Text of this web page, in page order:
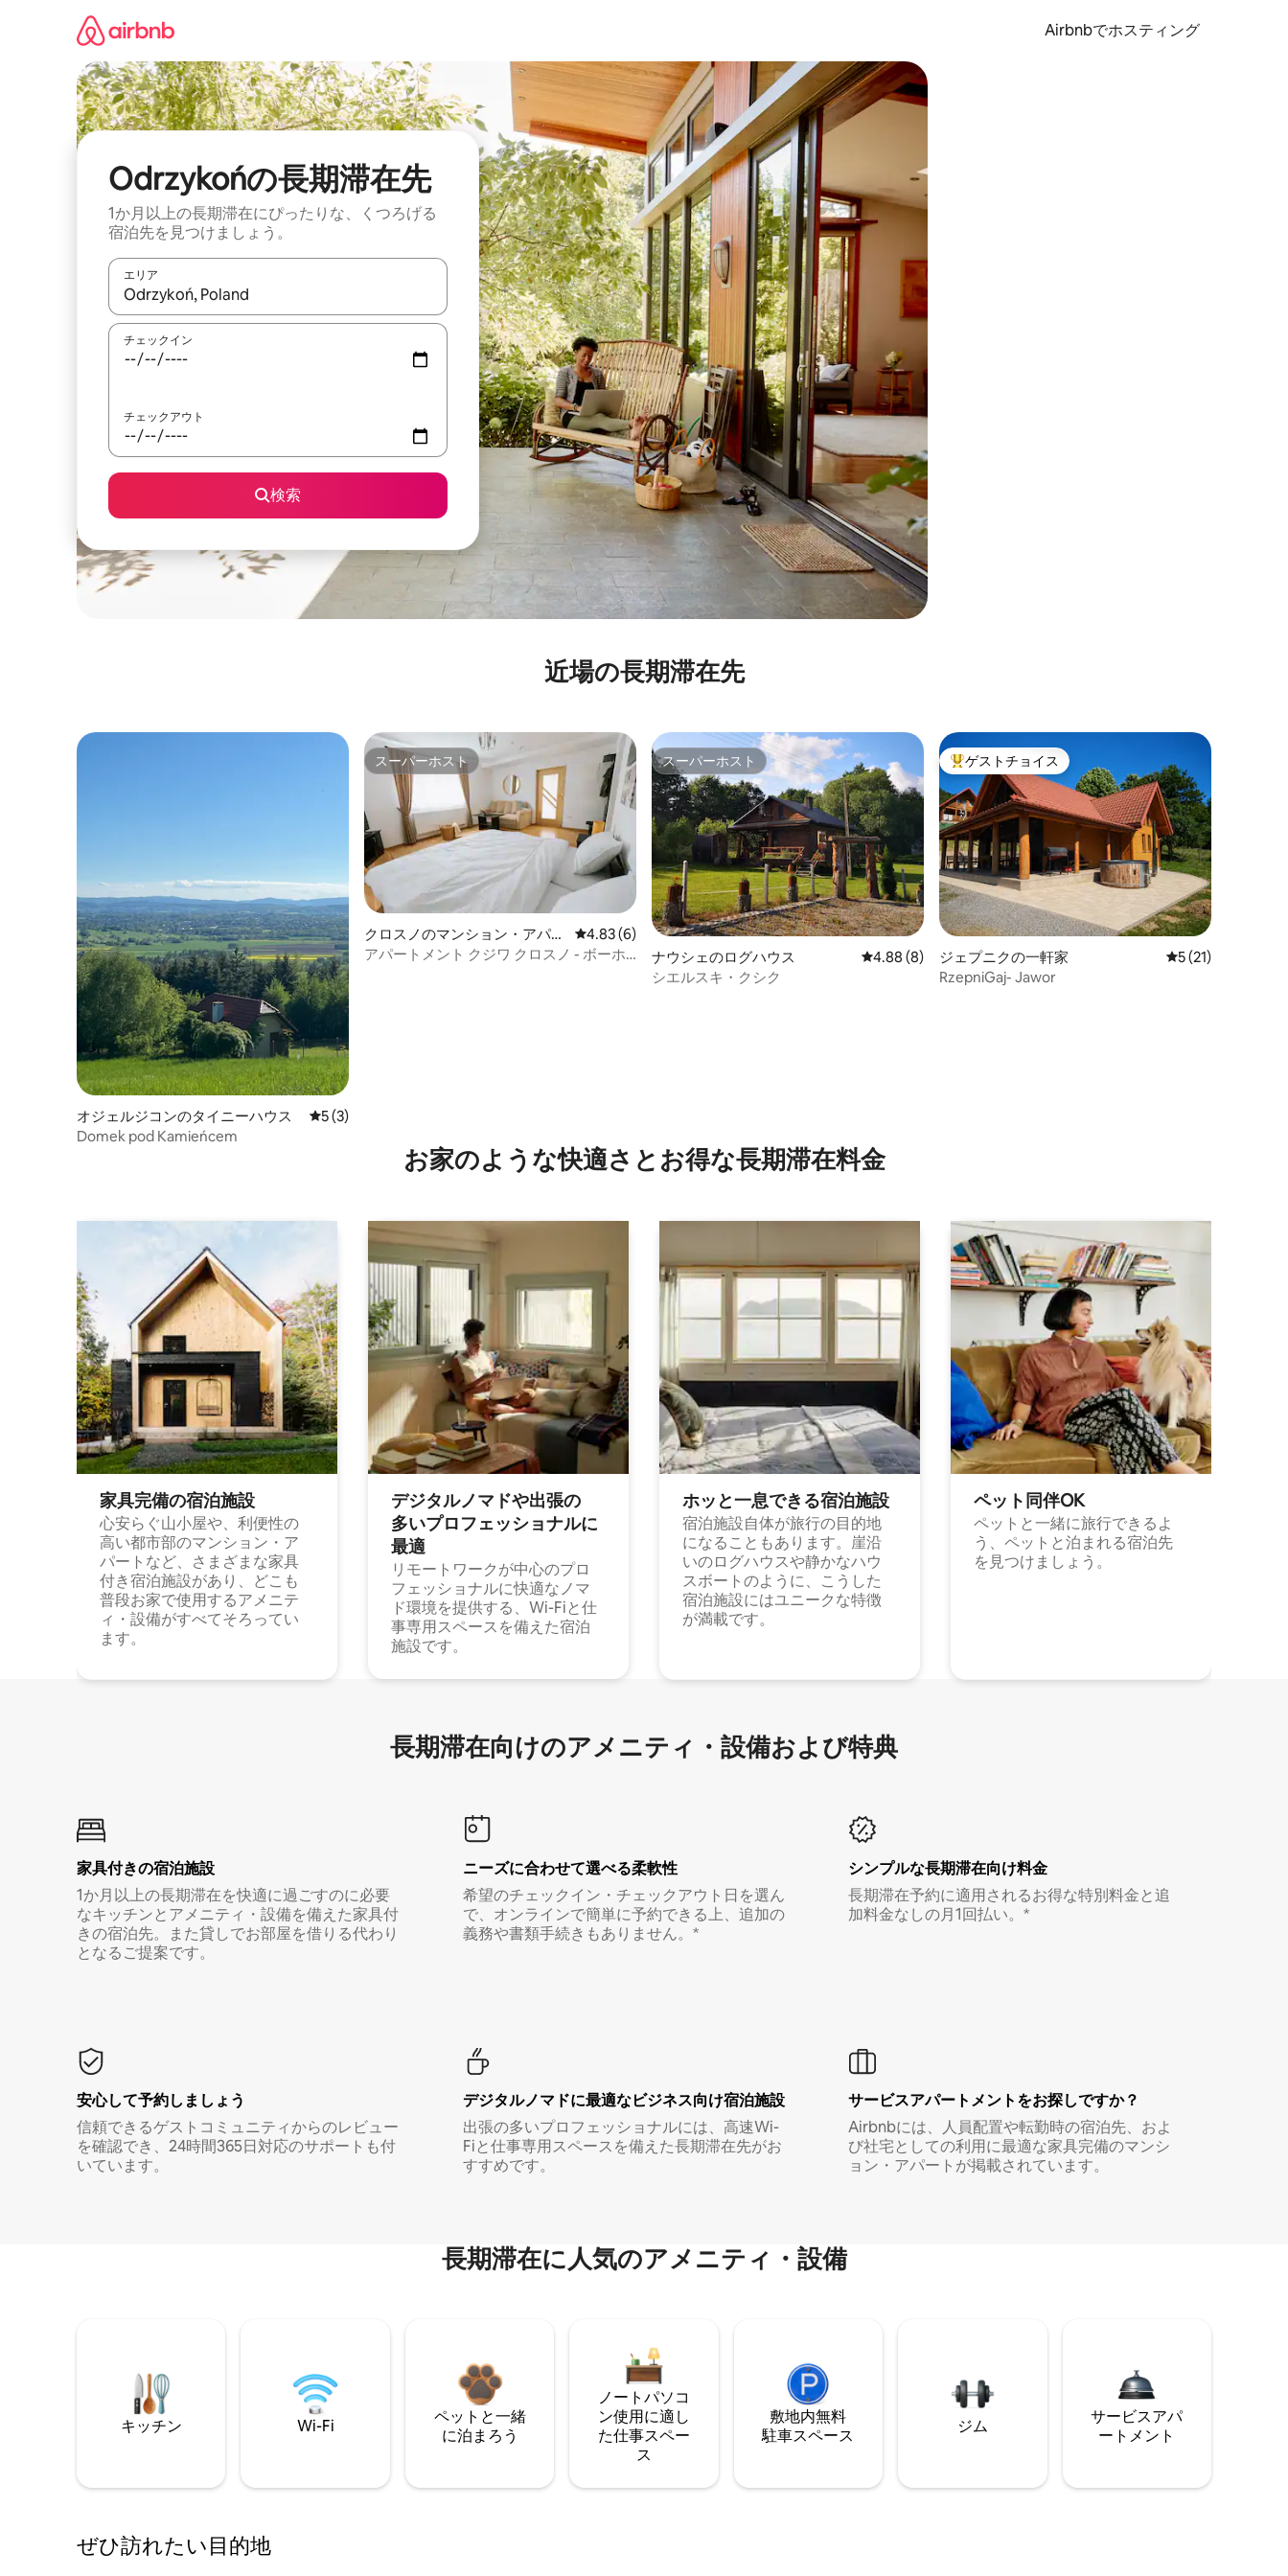
Airbnbでホスティング
Odrzykońの長期滞在先
1か月以上の長期滞在にぴったりな、くつろげる
宿泊先を見つけましょう。
エリア
検索結果が表示されたら、上下の矢印キーを使って移動するか、画面をタッチまたはスワイプして検索結果を確認することができます。
チェックイン
チェックアウト
検索
近場の長期滞在先
オジェルジコンのタイニーハウス レビュー3件、5つ星中5つ星の平均評価
5 (3)
Domek pod Kamieńcem
スーパーホスト
スーパーホスト
クロスノのマンション・アパー
ト
レビュー6件、5つ星中4.83つ星の平均評価
4.83 (6)
アパートメント クジワ クロスノ - ボーホ
スーパーホスト
スーパーホスト
ナウシェのログハウス レビュー8件、5つ星中4.88つ星の平均評価
4.88 (8)
シエルスキ・クシク
大好評のゲストチョイスです。
ゲストチョイス
ジェプニクの一軒家 レビュー21件、5
5 (21)
RzepniGaj- Jawor
お家のような快⁠適⁠さ⁠とお⁠得⁠な長⁠期⁠滞⁠在料⁠金
家具完備の宿⁠泊⁠施⁠設
心安らぐ山小屋や、利便性の
高い都市部のマンション・ア
パートなど、さまざまな家具
付き宿泊施設があり、どこも
普段お家で使用するアメニテ
ィ・設備がすべてそろってい
ます。
デジタルノマドや出⁠張⁠の
多⁠いプ⁠ロ⁠フ⁠ェ⁠ッ⁠シ⁠ョ⁠ナ⁠ル⁠に
最⁠適
リモートワークが中心のプロ
フェッショナルに快適なノマ
ド環境を提供する、Wi-Fiと仕
事専用スペースを備えた宿泊
施設です。
ホッと一⁠息⁠で⁠き⁠る宿⁠泊施⁠設
宿泊施設自体が旅行の目的地
になることもあります。崖沿
いのログハウスや静かなハウ
スボートのように、こうした
宿泊施設にはユニークな特徴
が満載です。
ペット同⁠伴OK
ペットと一緒に旅行できるよ
う、ペットと泊まれる宿泊先
を見つけましょう。
長期滞在向け⁠のア⁠メ⁠ニ⁠テ⁠ィ⁠・設⁠備⁠および特⁠典
家具付き⁠の宿⁠泊⁠施⁠設
1か月以上の長期滞在を快適に過ごすのに必要
なキッチンとアメニティ・設備を備えた家具付
きの宿泊先。また貸しでお部屋を借りる代わり
となるご提案です。
ニーズに合わせて選べる柔軟性
希望のチェックイン・チェックアウト日を選ん
で、オンラインで簡単に予約できる上、追加の
義務や書類手続きもありません。*
シンプルな長期滞在向け料金
長期滞在予約に適用されるお得な特別料金と追
加料金なしの月1回払い。*
安心して予約しましょう
信頼できるゲストコミュニティからのレビュー
を確認でき、24時間365日対応のサポートも付
いています。
デジタルノマド⁠に最⁠適⁠なビ⁠ジ⁠ネ⁠ス⁠向⁠け宿⁠泊⁠施⁠設
出張の多いプロフェッショナルには、高速Wi-
Fiと仕事専用スペースを備えた長期滞在先がお
すすめです。
サービスアパートメントをお探しですか？
Airbnbには、人員配置や転勤時の宿泊先、およ
び社宅としての利用に最適な家具完備のマンシ
ョン・アパートが掲載されています。
長期滞在に人気のアメニティ・設備
キッチン Wi-Fi
ペットと一緒
に泊まろう
ノートパソコ
ン使用に適し
た仕事スペー
ス
敷地内無料
駐⁠車ス⁠ペ⁠ー⁠ス
ジム
サービスアパ
ートメント
ぜひ訪⁠れ⁠た⁠い目⁠的⁠地